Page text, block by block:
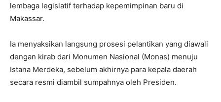
lembaga legislatif terhadap kepemimpinan baru di
Makassar.
Ia menyaksikan langsung prosesi pelantikan yang diawali
dengan kirab dari Monumen Nasional (Monas) menuju
Istana Merdeka, sebelum akhirnya para kepala daerah
secara resmi diambil sumpahnya oleh Presiden.